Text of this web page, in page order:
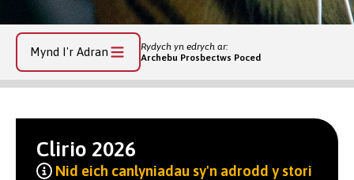
Mynd I'r Adran
Rydych yn edrych ar:
Archebu Prosbectws Poced
Clirio 2026
Nid eich canlyniadau sy'n adrodd y stori